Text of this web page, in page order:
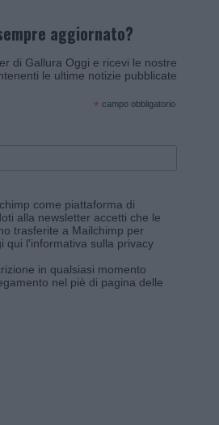
aggiornato?
di Gallura Oggi e ricevi le nostre
le ultime notizie pubblicate
* campo obbligatorio
come piattaforma di
alla newsletter accetti che le
trasferite a Mailchimp per
qui l'informativa sulla privacy
in qualsiasi momento
nel piè di pagina delle